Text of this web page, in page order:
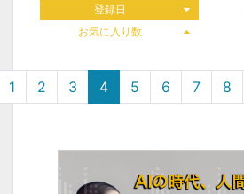
登録日
お気に入り数
1 2 3 4 5 6 7 8